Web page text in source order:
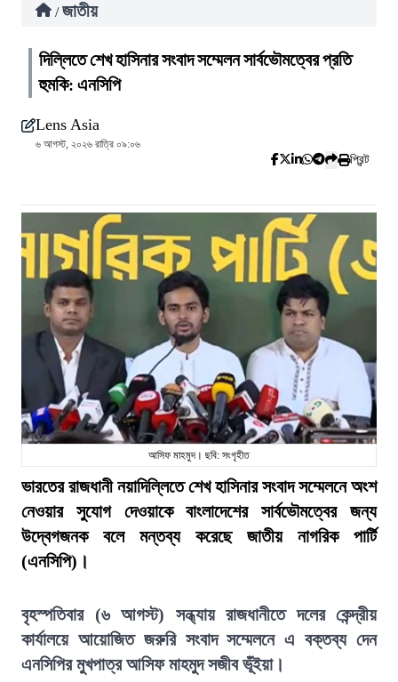
/ জাতীয়
দিল্লিতে শেখ হাসিনার সংবাদ সম্মেলন সার্বভৌমত্বের প্রতি
হুমকি: এনসিপি
Lens Asia
৬ আগস্ট, ২০২৬ রাত্রি ০৯:০৬
প্রিন্ট
আসিফ মাহমুদ। ছবি: সংগৃহীত
ভারতের রাজধানী নয়াদিল্লিতে শেখ হাসিনার সংবাদ সম্মেলনে অংশ
নেওয়ার সুযোগ দেওয়াকে বাংলাদেশের সার্বভৌমত্বের জন্য
উদ্বেগজনক বলে মন্তব্য করেছে জাতীয় নাগরিক পার্টি
(এনসিপি)।
বৃহস্পতিবার (৬ আগস্ট) সন্ধ্যায় রাজধানীতে দলের কেন্দ্রীয়
কার্যালয়ে আয়োজিত জরুরি সংবাদ সম্মেলনে এ বক্তব্য দেন
এনসিপির মুখপাত্র আসিফ মাহমুদ সজীব ভূঁইয়া।